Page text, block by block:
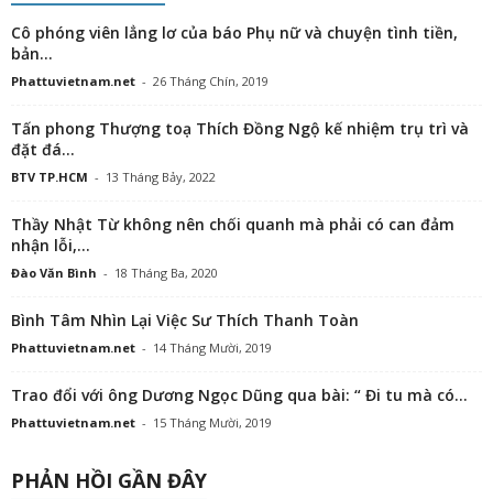
Cô phóng viên lẳng lơ của báo Phụ nữ và chuyện tình tiền,
bản...
Phattuvietnam.net - 26 Tháng Chín, 2019
Tấn phong Thượng toạ Thích Đồng Ngộ kế nhiệm trụ trì và
đặt đá...
BTV TP.HCM - 13 Tháng Bảy, 2022
Thầy Nhật Từ không nên chối quanh mà phải có can đảm
nhận lỗi,...
Đào Văn Bình - 18 Tháng Ba, 2020
Bình Tâm Nhìn Lại Việc Sư Thích Thanh Toàn
Phattuvietnam.net - 14 Tháng Mười, 2019
Trao đổi với ông Dương Ngọc Dũng qua bài: “ Đi tu mà có...
Phattuvietnam.net - 15 Tháng Mười, 2019
PHẢN HỒI GẦN ĐÂY